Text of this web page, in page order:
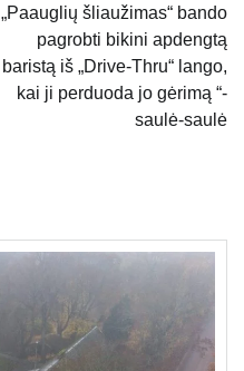
„Paauglių šliaužimas“ bando
pagrobti bikini apdengtą
baristą iš „Drive-Thru“ lango,
kai ji perduoda jo gėrimą “-
saulė-saulė